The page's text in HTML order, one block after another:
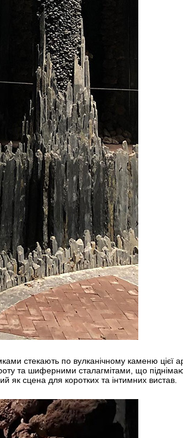
стекають по вулканічному каменю цієї
та шиферними сталагмітами, що
як сцена для коротких та інтимних вистав.